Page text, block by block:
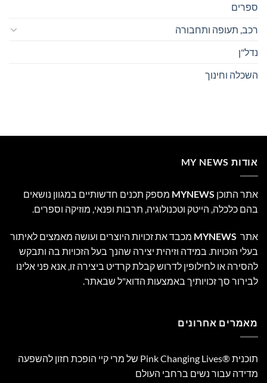
ספרים
רכב, תעופה ותחבורה
נדל"ן
השכלה וחינוך
אודות MY NEWS
אתר התוכן MYNEWS מספק תכנים חדשותיים במגוון נושאים
בהם כלכלה, הייטק וטכנולוגיה, תרבות ופנאי, מוזיקה וספרים.
אתר MYNEWS מכבד את זכויות היוצרים ועושה מאמצים לאיתור
בעלי הזכויות. במידה וזיהית יצירה שהנך בעל הזכויות בה ותבקש
להסירה או לחילופין לדרוש קבלת קרדיט ביצירה זו, אנא פני אלינו
לבירור סך זכויותיך באמצעות הדוא"ל שבאתר.
מאמרים אחרונים
תוכנית Pink Changing Lives®‎ של מרי קיי הופכת חזון להשפעה
מדידה עבור נשים ברחבי העולם